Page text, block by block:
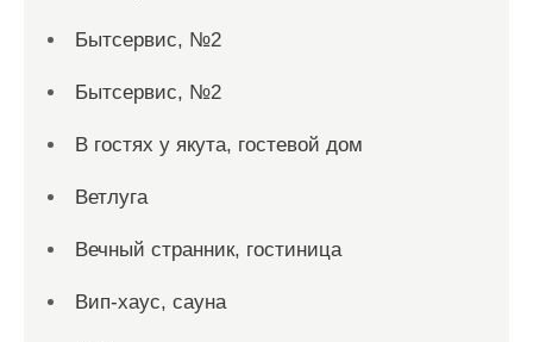
Бытсервис, №2
Бытсервис, №2
В гостях у якута, гостевой дом
Ветлуга
Вечный странник, гостиница
Вип-хаус, сауна